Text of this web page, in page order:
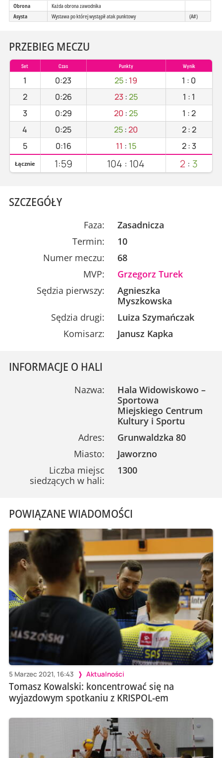
Obrona
Każda obrona zawodnika
Asysta
Wystawa po której wystąpił atak punktowy (A#)
PRZEBIEG MECZU
Set Czas Punkty Wynik
1 0:23 25: 19 1 : 0
2
0:26 23:25 1 : 1
3
0:29 20 :25 1 :2
4
0:25 25:20 2:2
5
0:16 11 : 15 2:3
Łącznie 1:59 104 : 104 2 : 3
SZCZEGÓŁY
Faza:
Zasadnicza
Termin:
10
Numer meczu:
68
MVP:
Grzegorz Turek
Sędzia pierwszy:
Agnieszka
Myszkowska
Sędzia drugi:
Luiza Szymańczak
Komisarz:
Janusz Kapka
INFORMACJE O HALI
Nazwa:
Hala Widowiskowo –
Sportowa
Miejskiego Centrum
Kultury i Sportu
Adres:
Grunwaldzka 80
Miasto:
Jaworzno
Liczba miejsc
siedzących w hali:
1300
POWIĄZANE WIADOMOŚCI
5 Marzec 2021, 16:43 Aktualności
Tomasz Kowalski: koncentrować się na
wyjazdowym spotkaniu z KRISPOL-em